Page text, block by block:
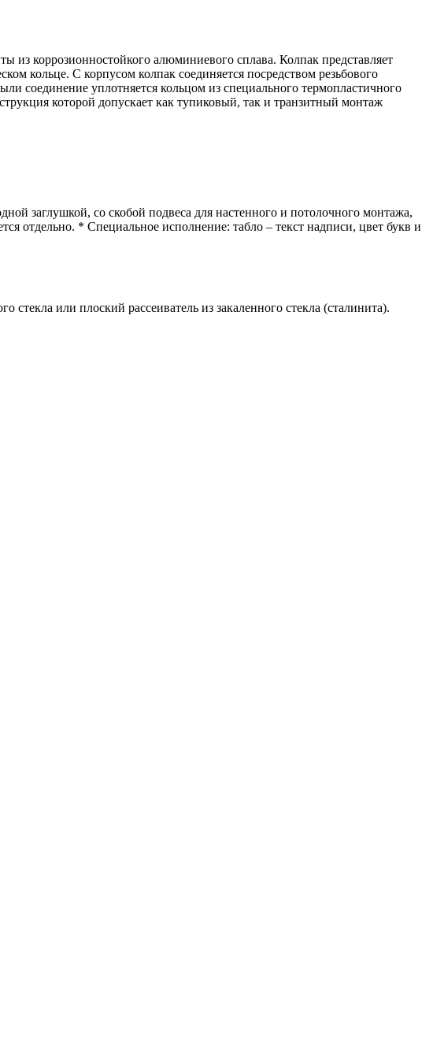
из коррозионностойкого алюминиевого сплава. Колпак представляет
кольце. С корпусом колпак соединяется посредством резьбового
соединение уплотняется кольцом из специального термопластичного
которой допускает как тупиковый, так и транзитный монтаж
заглушкой, со скобой подвеса для настенного и потолочного монтажа,
отдельно. * Специальное исполнение: табло – текст надписи, цвет букв и
или плоский рассеиватель из закаленного стекла (сталинита).